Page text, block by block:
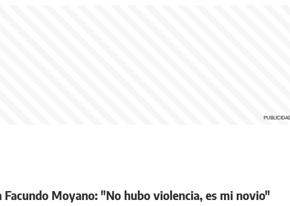
Facundo Moyano: "No hubo violencia, es mi novio"